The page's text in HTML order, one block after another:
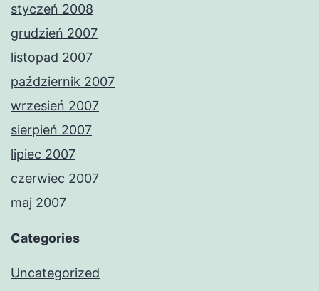
styczeń 2008
grudzień 2007
listopad 2007
październik 2007
wrzesień 2007
sierpień 2007
lipiec 2007
czerwiec 2007
maj 2007
Categories
Uncategorized